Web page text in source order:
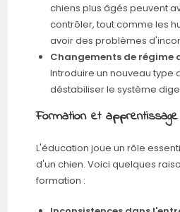
chiens plus âgés peuvent
contrôler, tout comme les
avoir des problèmes
Changements de régime
Introduire un nouveau type
déstabiliser le système
Formation et apprentissage
L'éducation joue un rôle
d'un chien. Voici quelques
formation :